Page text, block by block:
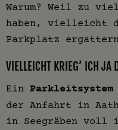
Warum? Weil zu
haben, vielleicht
Parkplatz
VIELLEICHT KRIEG’ ICH JA
Ein Parkleitsystem
der Anfahrt in
in Seegräben voll